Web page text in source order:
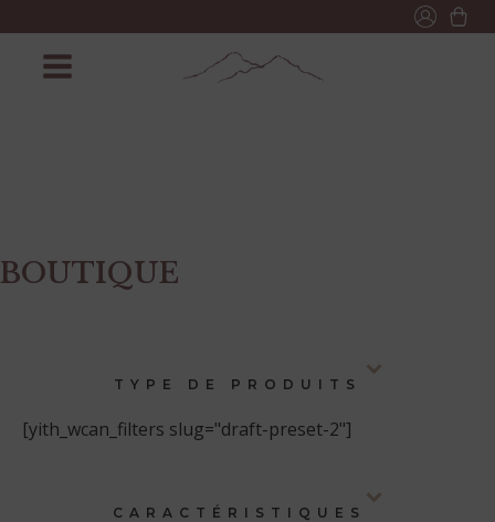
BOUTIQUE
TYPE DE PRODUITS
[yith_wcan_filters slug="draft-preset-2"]
CARACTÉRISTIQUES